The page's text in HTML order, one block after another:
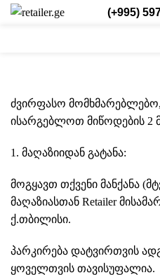
(+995)
ძვირფასო
ისარგებლოთ მიწოდების 2
1. მაღაზიიდან გატანა:
მოგყავთ თქვენი მანქანა
მაღაზიასთან Retailer
ქ.თბილისი.
პარკირება დატვირთვის
ყოველთვის თავისუფალია.